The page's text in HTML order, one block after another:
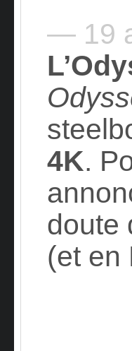
— 19
4K.
doute
(et en